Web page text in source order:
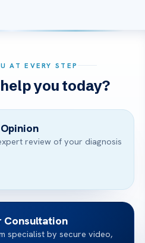
AT EVERY STEP
you today?
review of your diagnosis
Consultation
specialist by secure video,